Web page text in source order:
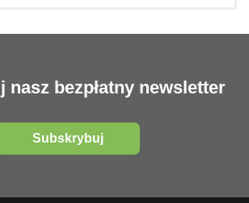
nasz bezpłatny newsletter
Subskrybuj